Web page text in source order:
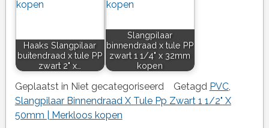
Haaks Slangpilaar
buitendraad x tule PP
zwart 2" x…
Slangpilaar
binnendraad x tule PP
zwart 1 1/4" x 32mm
kopen
Geplaatst in Niet gecategoriseerd Getagd PVC,
Slangpilaar Binnendraad X Tule Pp Zwart 1 1/2" X
50mm | Merkloos kopen